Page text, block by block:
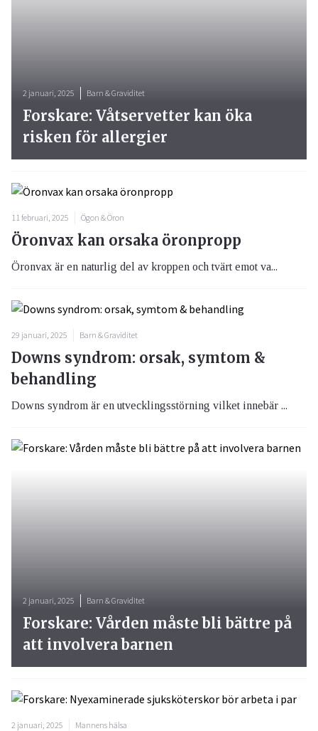
11 februari, 2025 Ögon & Öron
Öronvax kan orsaka öronpropp
Öronvax är en naturlig del av kroppen och tvärt emot va...
29 januari, 2025 Barn & Graviditet
Downs syndrom: orsak, symtom &
behandling
Downs syndrom är en utvecklingsstörning vilket innebär ...
2 januari, 2025 Barn & Graviditet
Forskare: Våtservetter kan öka
risken för allergier
2 januari, 2025 Barn & Graviditet
Forskare: Vården måste bli bättre på
att involvera barnen
2 januari, 2025 Mannens hälsa